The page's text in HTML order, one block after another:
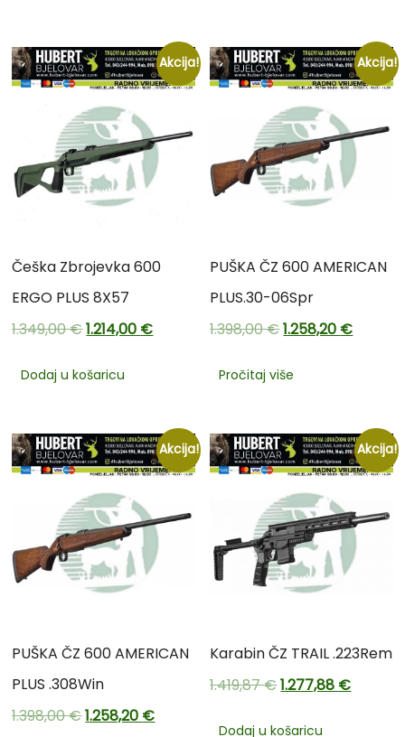
Akcija!
Češka Zbrojevka 600
ERGO PLUS 8X57
1.349,00€1.214,00 €
Dodaj u košaricu
Akcija!
PUŠKA ČZ 600 AMERICAN
PLUS.30-06Spr
1.398,00€1.258,20 €
Pročitaj više
Akcija!
PUŠKA ČZ 600 AMERICAN
PLUS .308Win
1.398,00€1.258,20 €
Akcija!
Karabin ČZ TRAIL .223Rem
1.419,87€1.277,88 €
Dodaj u košaricu